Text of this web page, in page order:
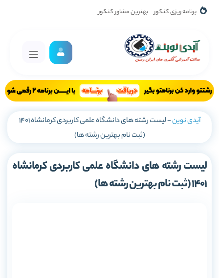
برنامه ریزی کنکور بهترین مشاور کنکور
آیدی نوین-
لیست رشته های دانشگاه علمی کاربردی کرمانشاه 1401
(ثبت نام بهترین رشته ها)
لیست رشته های دانشگاه علمی کاربردی کرمانشاه
1401 (ثبت نام بهترین رشته ها)